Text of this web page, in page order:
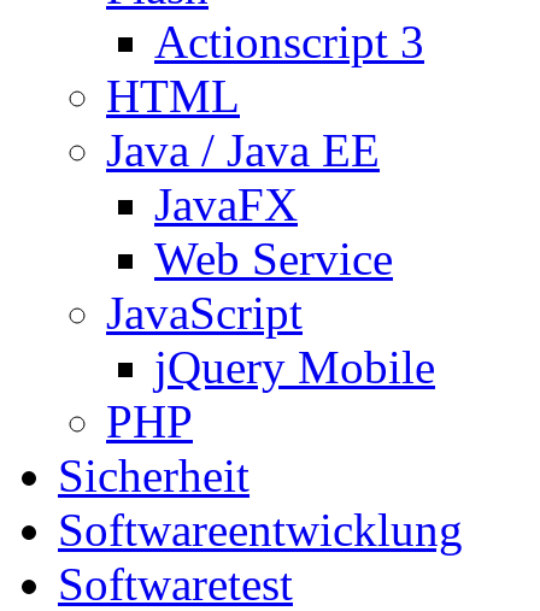
Actionscript 3
HTML
Java / Java EE
JavaFX
Web Service
JavaScript
jQuery Mobile
PHP
Sicherheit
Softwareentwicklung
Softwaretest